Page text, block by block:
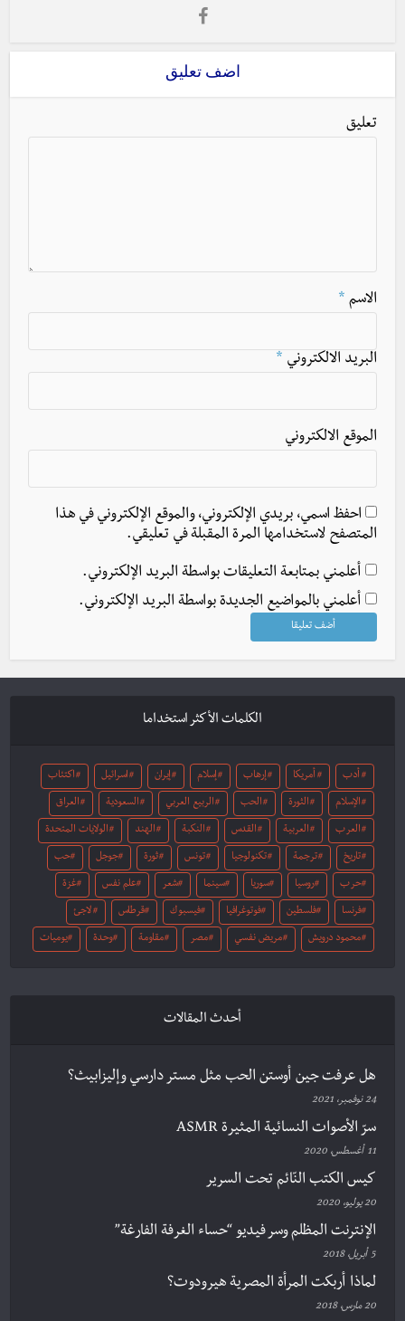
اضف تعليق
تعليق
الاسم *
البريد الالكتروني *
الموقع الالكتروني
احفظ اسمي، بريدي الإلكتروني، والموقع الإلكتروني في هذا
المتصفح لاستخدامها المرة المقبلة في تعليقي.
أعلمني بمتابعة التعليقات بواسطة البريد الإلكتروني.
أعلمني بالمواضيع الجديدة بواسطة البريد الإلكتروني.
الكلمات الأكثر استخداما
أدب أمريكا إرهاب إسلام إيران اسرائيل اكتئاب
الإسلام الثورة الحب الربيع العربي السعودية العراق
العرب العربية القدس النكبة الهند الولايات المتحدة
تاريخ ترجمة تكنولوجيا تونس ثورة جوجل حب
حرب روسيا سوريا سينما شعر علم نفس غزة
فرنسا فلسطين فوتوغرافيا فيسبوك قرطاس لاجئ
محمود درويش مريض نفسي مصر مقاومة وحدة يوميات
أحدث المقالات
هل عرفت جين أوستن الحب مثل مستر دارسي وإليزابيث؟
24 نوفمبر، 2021
سرّ الأصوات النسائية المثيرة ASMR
11 أغسطس، 2020
كيس الكتب النّائم تحت السرير
20 يوليو، 2020
الإنترنت المظلم وسر فيديو “حساء الغرفة الفارغة”
5 أبريل، 2018
لماذا أربكت المرأة المصرية هيرودوت؟
20 مارس، 2018